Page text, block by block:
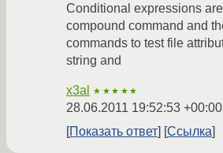
Conditional expressions
compound command and
commands to test file
string and
x3al ★★★★★
28.06.2011 19:52:53 +00:00
Показать ответ
Ссылка